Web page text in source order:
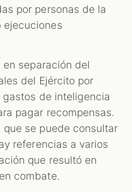
por personas de la
ejecuciones
en separación del
del Ejército por
de inteligencia
pagar recompensas.
que se puede consultar
referencias a varios
que resultó en
combate.